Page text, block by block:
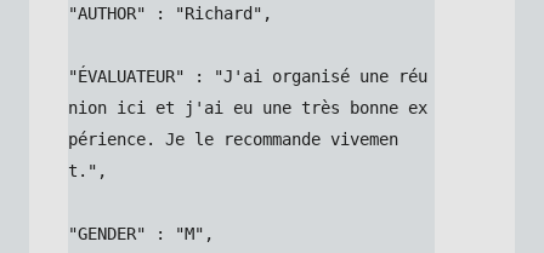
"AUTHOR" : "Richard",
"ÉVALUATEUR" : "J'ai organisé une réu
nion ici et j'ai eu une très bonne ex
périence. Je le recommande vivemen
t.",
"GENDER" : "M",